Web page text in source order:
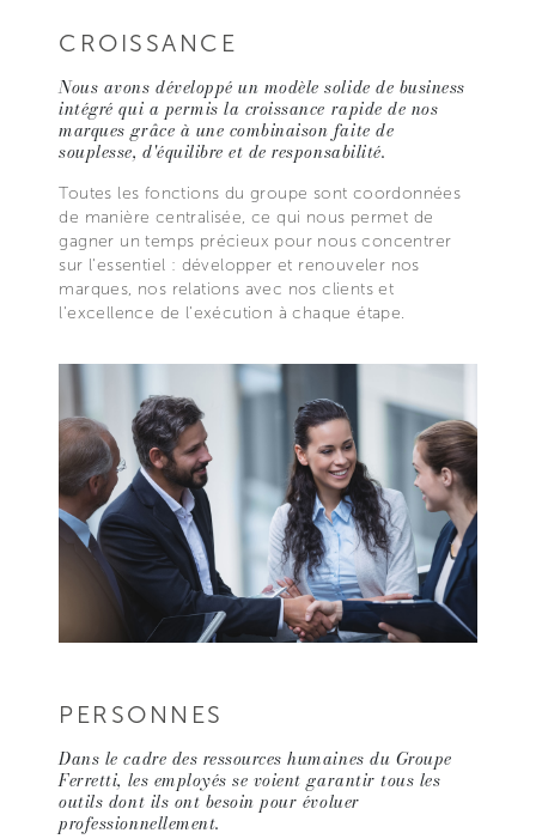
CROISSANCE
Nous avons développé un modèle solide de business
intégré qui a permis la croissance rapide de nos
marques grâce à une combinaison faite de
souplesse, d'équilibre et de responsabilité.
Toutes les fonctions du groupe sont coordonnées
de manière centralisée, ce qui nous permet de
gagner un temps précieux pour nous concentrer
sur l'essentiel : développer et renouveler nos
marques, nos relations avec nos clients et
l'excellence de l'exécution à chaque étape.
PERSONNES
Dans le cadre des ressources humaines du Groupe
Ferretti, les employés se voient garantir tous les
outils dont ils ont besoin pour évoluer
professionnellement.